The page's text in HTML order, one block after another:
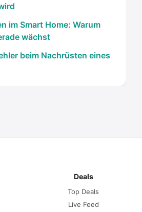
im Smart Home: Warum
wächst
beim Nachrüsten eines
Deals
Top Deals
Live Feed